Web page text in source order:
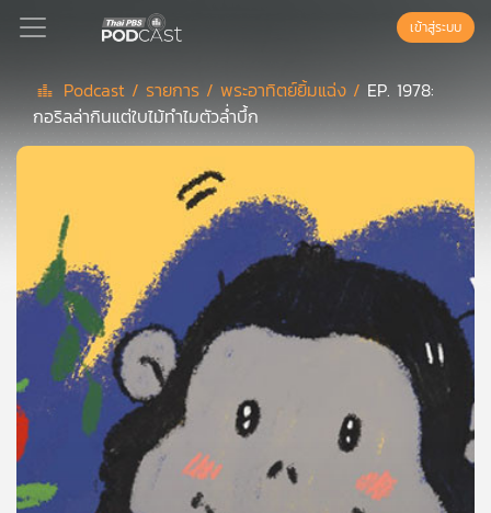
Podcast
สต์
แนะนำ
เพล
ย์
ลิ
สต์
ของ
คุณ
เข้าสู่ระบบ
Podcast / รายการ /พระอาทิตย์ยิ้มแฉ่ง / EP. 1978:
กอริลล่ากินแต่ใบไม้ทำไมตัวล่ำบึ้ก